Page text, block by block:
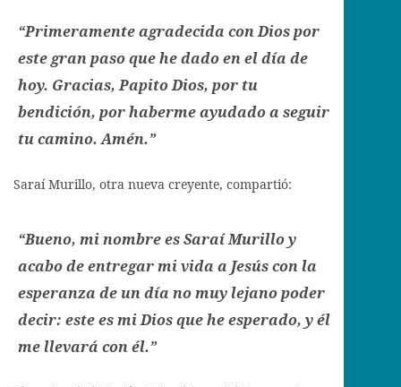
“Primeramente agradecida con Dios por
este gran paso que he dado en el día de
hoy. Gracias, Papito Dios, por tu
bendición, por haberme ayudado a seguir
tu camino. Amén.”
Saraí Murillo, otra nueva creyente, compartió:
“Bueno, mi nombre es Saraí Murillo y
acabo de entregar mi vida a Jesús con la
esperanza de un día no muy lejano poder
decir: este es mi Dios que he esperado, y él
me llevará con él.”